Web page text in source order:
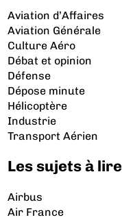
Aviation d’Affaires
Aviation Générale
Culture Aéro
Débat et opinion
Défense
Dépose minute
Hélicoptère
Industrie
Transport Aérien
Les sujets à lire
Airbus
Air France